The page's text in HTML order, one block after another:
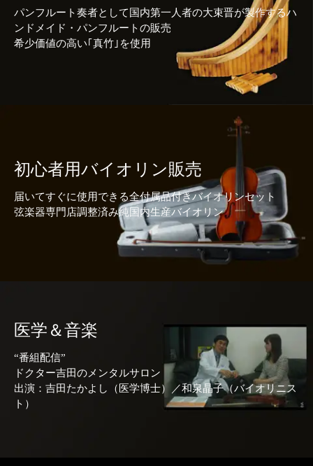
パンフルート奏者として国内第一人者の大束晋が製作するハ
ンドメイド・パンフルートの販売
希少価値の高い｢真竹｣を使用
初心者用バイオリン販売
届いてすぐに使用できる全付属品付きバイオリンセット
弦楽器専門店調整済み純国内生産バイオリン
医学＆音楽
“番組配信”
ドクター吉田のメンタルサロン
出演：吉田たかよし（医学博士）／和泉晶子（バイオリニス
ト）